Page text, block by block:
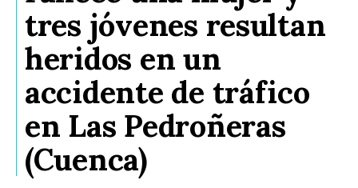
tres jóvenes resultan
heridos en un
accidente de tráfico
en Las Pedroñeras
(Cuenca)